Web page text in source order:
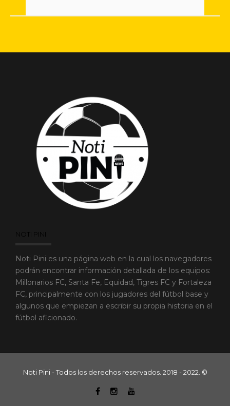
NOTI PINI
Noti Pini es una página web en la cual los navegadores
podrán encontrar información detallada de los equipos:
Millonarios FC, Santa Fe, Equidad, Tigres FC y Fortaleza
FC, principalmente con los jugadores del fútbol base y
algunos que empiezan a escribir su propia historia en el
fútbol aficionado.
Noti Pini - Todos los derechos reservados. 2018 - 2022. ©